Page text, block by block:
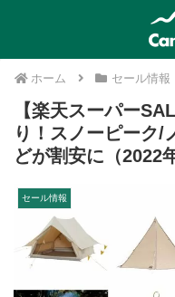
ホーム セール情報
【楽天スーパー
り！スノーピーク/
どが割安に（2022
セール情報